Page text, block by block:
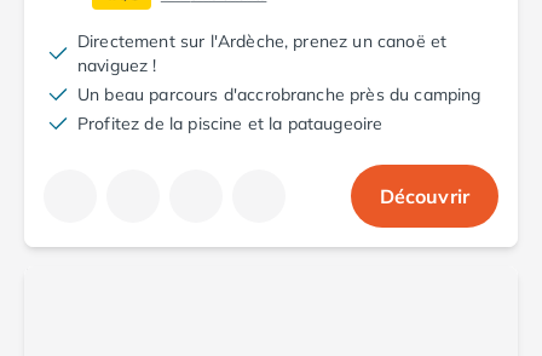
Camping Limousin
Camping Corrèze
Camping Lorraine
Camping Vosges
Camping Midi-Pyrénées
Camping Saint-Amans-des-Cots
Directement sur l'Ardèche, prenez un canoë et
naviguez !
Un beau parcours d'accrobranche près du camping
Profitez de la piscine et la pataugeoire
Découvrir